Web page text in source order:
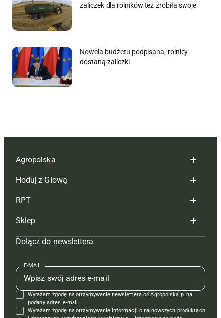
zaliczek dla rolników też zrobiła swoje
Nowela budżetu podpisana, rolnicy
dostaną zaliczki
Agropolska
Redakcja
Reklama
Tagi
Mapa serwisu
Kontakt
Regulamin
Polityka prywatności
Hoduj z Głową
Hoduj z głową bydło
Hoduj z głową świnie
Prenumerata
Redakcja
Kontakt
Reklama
RPT
Redakcja
Prenumerata
Reklama
Kontakt
Krzyżówki
Sklep
Czasopisma i prenumerata
Książki
Regulamin
Dołącz do newslettera
E-MAIL
Wyrażam zgodę na otrzymywanie newslettera od Agropolska.pl na
podany adres e-mail.
Wyrażam zgodę na otrzymywanie informacji o najnowszych produktach